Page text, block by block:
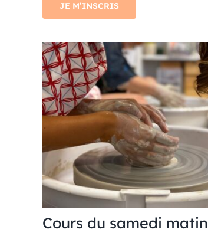
JE M’INSCRIS
Cours du samedi matin